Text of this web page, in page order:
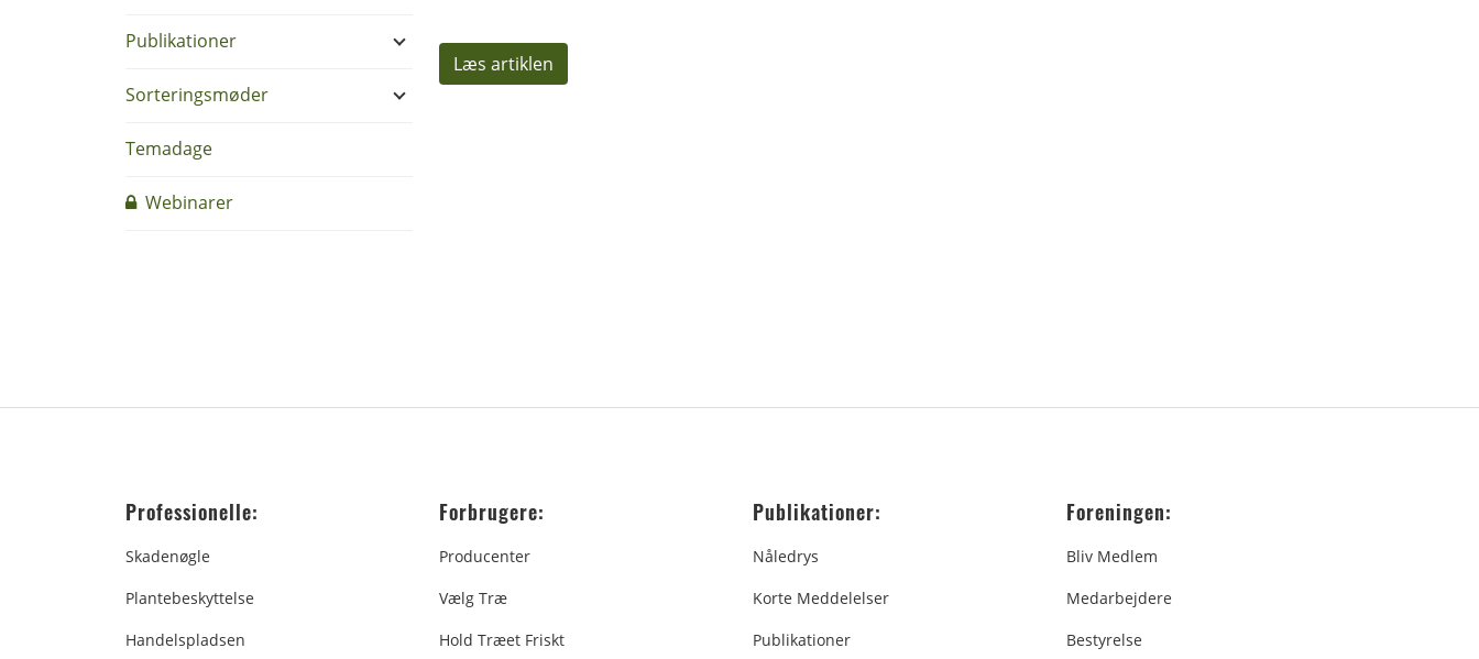
Publikationer
Sorteringsmøder
Temadage
Webinarer
Læs artiklen
Professionelle:
Skadenøgle
Plantebeskyttelse
Handelspladsen
Forbrugere:
Producenter
Vælg Træ
Hold Træet Friskt
Publikationer:
Nåledrys
Korte Meddelelser
Publikationer
Foreningen:
Bliv Medlem
Medarbejdere
Bestyrelse